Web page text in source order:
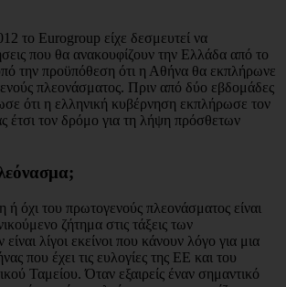
το Eurogroup είχε δεσμευτεί να
που θα ανακουφίζουν την Ελλάδα από το
την προϋπόθεση ότι η Αθήνα θα εκπλήρωνε
πλεονάσματος. Πριν από δύο εβδομάδες
ότι η ελληνική κυβέρνηση εκπλήρωσε τον
έτσι τον δρόμο για τη λήψη πρόσθετων
ή όχι του πρωτογενούς πλεονάσματος είναι
ζήτημα στις τάξεις των
λίγοι εκείνοι που κάνουν λόγο για μια
που έχει τις ευλογίες της ΕΕ και του
Ταμείου. Όταν εξαιρείς έναν σημαντικό